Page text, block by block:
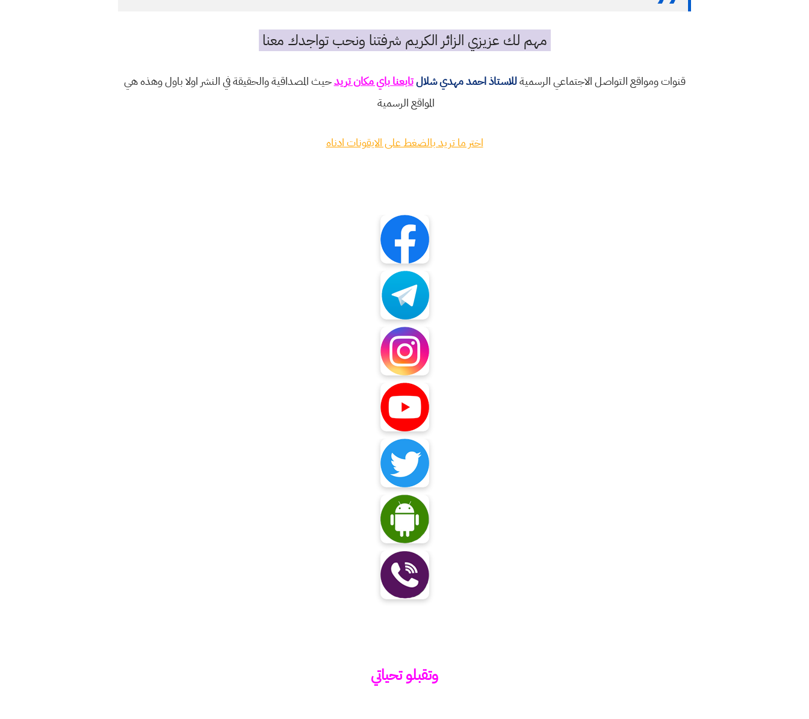
مهم لك عزيزي الزائر الكريم شرفتنا ونحب تواجدك معنا
قنوات ومواقع التواصل الاجتماعي الرسميةللاستاذ احمد مهدي شلالتابعنا باي مكان تريدحيث المصداقية والحقيقة في النشر اولا باول وهذه هي
المواقع الرسمية
اختر ما تريد بالضغط على الايقونات ادناه
وتقبلو تحياتي